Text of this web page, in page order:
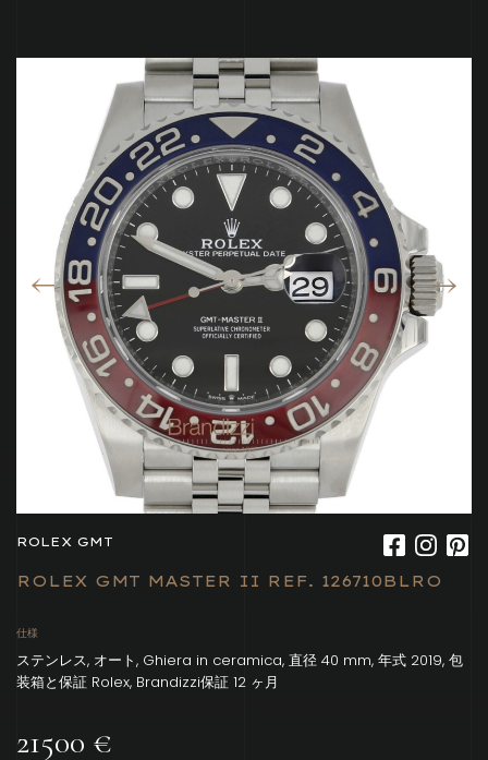
ROLEX GMT
ROLEX GMT MASTER II REF. 126710BLRO
仕様
ステンレス, オート, Ghiera in ceramica, 直径 40 mm, 年式 2019, 包
装箱と保証 Rolex, Brandizzi保証 12 ヶ月
21500 €